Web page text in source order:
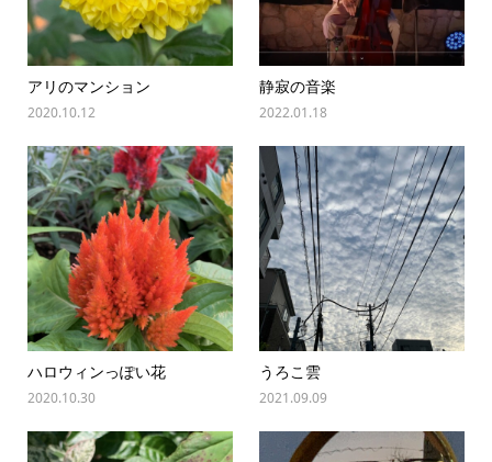
アリのマンション
2020.10.12
静寂の音楽
2022.01.18
ハロウィンっぽい花
2020.10.30
うろこ雲
2021.09.09